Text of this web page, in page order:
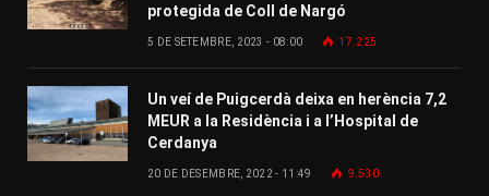
protegida de Coll de Nargó
5 DE SETEMBRE, 2023 - 08:00 17.225
Un veí de Puigcerdà deixa en herència 7,2
MEUR a la Residència i a l’Hospital de
Cerdanya
20 DE DESEMBRE, 2022 - 11:49 9.530